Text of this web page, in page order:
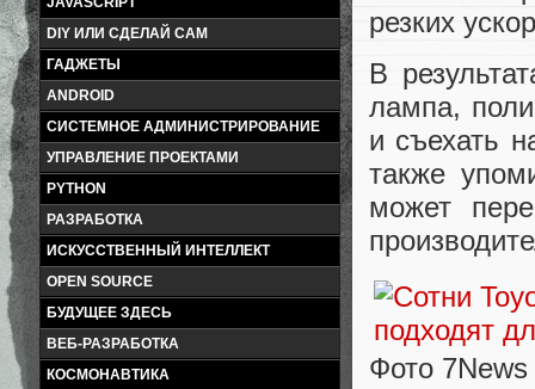
DIY ИЛИ СДЕЛАЙ САМ
ГАДЖЕТЫ
ANDROID
СИСТЕМНОЕ АДМИНИСТРИРОВАНИЕ
УПРАВЛЕНИЕ ПРОЕКТАМИ
PYTHON
РАЗРАБОТКА
ИСКУССТВЕННЫЙ ИНТЕЛЛЕКТ
OPEN SOURCE
БУДУЩЕЕ ЗДЕСЬ
ВЕБ-РАЗРАБОТКА
КОСМОНАВТИКА
резких
В
лампа,
и съехать
также
может
Фото 7News